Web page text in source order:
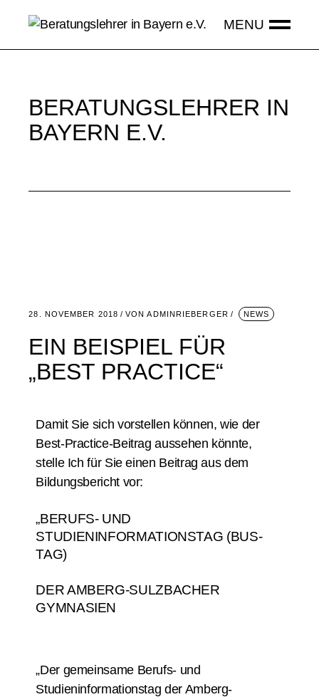
BERATUNGSLEHRER IN
BAYERN E.V.
28. NOVEMBER 2018 VON ADMINRIEBERGER NEWS
EIN BEISPIEL FÜR
„BEST PRACTICE“
Damit Sie sich vorstellen können, wie der
Best-Practice-Beitrag aussehen könnte,
stelle Ich für Sie einen Beitrag aus dem
Bildungsbericht vor:
„BERUFS- UND
STUDIENINFORMATIONSTAG (BUS-
TAG)
DER AMBERG-SULZBACHER
GYMNASIEN
„Der gemeinsame Berufs- und
Studieninformationstag der Amberg-